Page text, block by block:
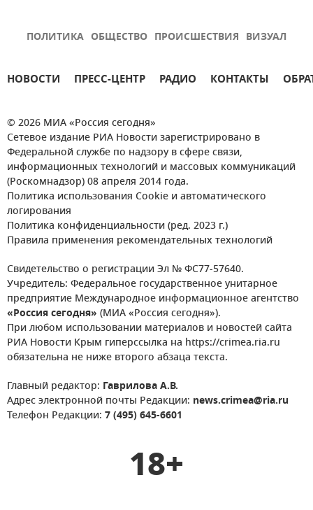
ПОЛИТИКА ОБЩЕСТВО ПРОИСШЕСТВИЯ ВИЗУАЛ
НОВОСТИ ПРЕСС-ЦЕНТР РАДИО КОНТАКТЫ
© 2026 МИА «Россия сегодня»
Сетевое издание РИА Новости зарегистрировано в
Федеральной службе по надзору в сфере связи,
информационных технологий и массовых коммуникаций
(Роскомнадзор) 08 апреля 2014 года.
Политика использования Cookie и автоматического
логирования
Политика конфиденциальности (ред. 2023 г.)
Правила применения рекомендательных технологий
Свидетельство о регистрации Эл № ФС77-57640.
Учредитель: Федеральное государственное унитарное
предприятие Международное информационное агентство
«Россия сегодня» (МИА «Россия сегодня»).
При любом использовании материалов и новостей сайта
РИА Новости Крым гиперссылка на https://crimea.ria.ru
обязательна не ниже второго абзаца текста.
Главный редактор: Гаврилова А.В.
Адрес электронной почты Редакции: news.crimea@ria.ru
Телефон Редакции: 7 (495) 645-6601
18+